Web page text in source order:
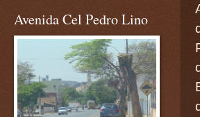
Avenida Cel Pedro Lino